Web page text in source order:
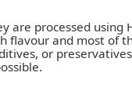
are processed using
flavour and most of
or